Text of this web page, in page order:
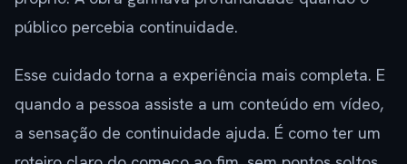
público percebia continuidade.
Esse cuidado torna a experiência mais completa. E
quando a pessoa assiste a um conteúdo em vídeo,
a sensação de continuidade ajuda. É como ter um